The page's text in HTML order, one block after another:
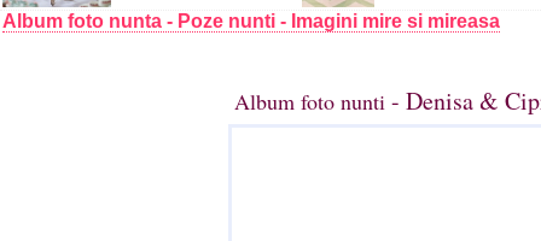
Album foto nunta - Poze nunti - Imagini mire si mireasa
Album foto nunti - Denisa &